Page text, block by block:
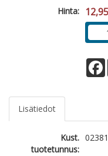
Hinta:
Lisätiedot
Kust.
tuotetunnus: